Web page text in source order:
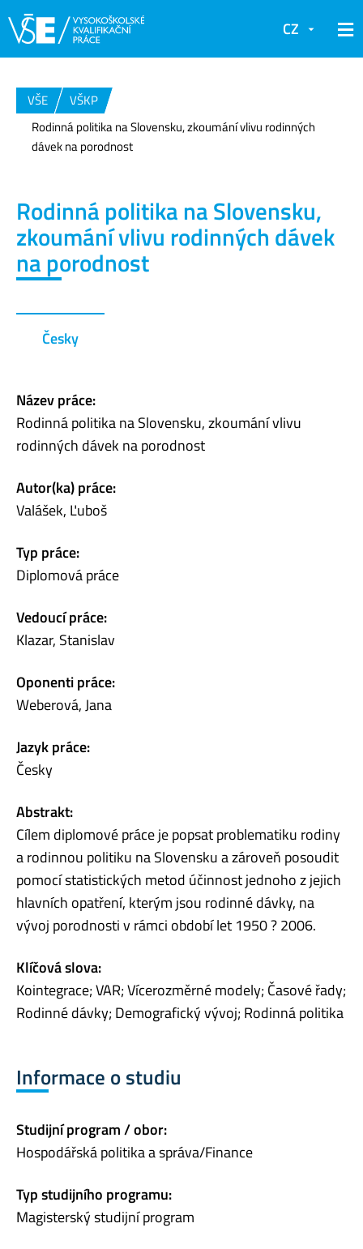
CZ
VŠE
VŠKP
Rodinná politika na Slovensku, zkoumání vlivu rodinných
dávek na porodnost
Rodinná politika na Slovensku,
zkoumání vlivu rodinných dávek
na porodnost
Česky
Název práce:
Rodinná politika na Slovensku, zkoumání vlivu
rodinných dávek na porodnost
Autor(ka) práce:
Valášek, Ľuboš
Typ práce:
Diplomová práce
Vedoucí práce:
Klazar, Stanislav
Oponenti práce:
Weberová, Jana
Jazyk práce:
Česky
Abstrakt:
Cílem diplomové práce je popsat problematiku rodiny
a rodinnou politiku na Slovensku a zároveň posoudit
pomocí statistických metod účinnost jednoho z jejich
hlavních opatření, kterým jsou rodinné dávky, na
vývoj porodnosti v rámci období let 1950 ? 2006.
Klíčová slova:
Kointegrace; VAR; Vícerozměrné modely; Časové řady;
Rodinné dávky; Demografický vývoj; Rodinná politika
Informace o studiu
Studijní program / obor:
Hospodářská politika a správa/Finance
Typ studijního programu:
Magisterský studijní program